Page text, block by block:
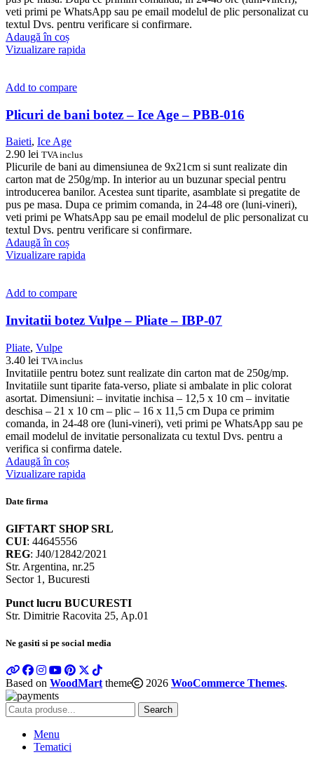
veti primi pe WhatsApp sau pe email modelul de plic personalizat cu
textul Dvs. pentru verificare si confirmare.
Adaugă în coș
Vizualizare rapida
Add to compare
Plicuri de bani botez – Ice Age – PBB-016
Baieti, Ice Age
2.90 lei TVA inclus
Plicurile de bani au dimensiunea de 9x21cm si sunt realizate din
carton mat de 250g/mp. In interior au un buzunar special pentru
introducerea banilor. Acestea sunt tiparite, asamblate si pregatite de
pus pe masa. Dupa ce primim comanda, in 24-48 ore (luni-vineri),
veti primi pe WhatsApp sau pe email modelul de plic personalizat cu
textul Dvs. pentru verificare si confirmare.
Adaugă în coș
Vizualizare rapida
Add to compare
Invitatii botez Vulpe – Pliate – IBP-07
Pliate, Vulpe
3.40 lei TVA inclus
Invitatiile pentru botez sunt realizate din carton mat de 250g/mp.
Invitatiile sunt tiparite fata-verso, pliate si ambalate in plic colorat
asortat. Dimensiuni: – invitatie inchisa – 12,5 x 10 cm – invitatie
deschisa – 21 x 10 cm – plic – 16 x 11,5 cm Dupa ce primim
comanda, in 24-48 ore (luni-vineri), veti primi pe WhatsApp sau pe
email modelul de invitatie personalizata cu textul Dvs. pentru a
verifica si confirma datele.
Adaugă în coș
Vizualizare rapida
Date firma
GIFTART SHOP SRL
CUI: 44645556
REG: J40/12842/2021
Str. Argentina, nr.25
Sector 1, Bucuresti
Punct lucru BUCURESTI
Str. Dimitrie Racovita 25, Ap.01
Ne gasiti si pe social media
Based on WoodMarttheme 2026 WooCommerce Themes.
Search
Menu
Tematici